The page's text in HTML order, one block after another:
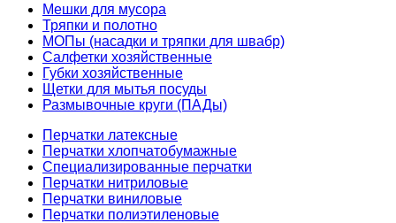
Мешки для мусора
Тряпки и полотно
МОПы (насадки и тряпки для швабр)
Салфетки хозяйственные
Губки хозяйственные
Щетки для мытья посуды
Размывочные круги (ПАДы)
Перчатки латексные
Перчатки хлопчатобумажные
Специализированные перчатки
Перчатки нитриловые
Перчатки виниловые
Перчатки полиэтиленовые